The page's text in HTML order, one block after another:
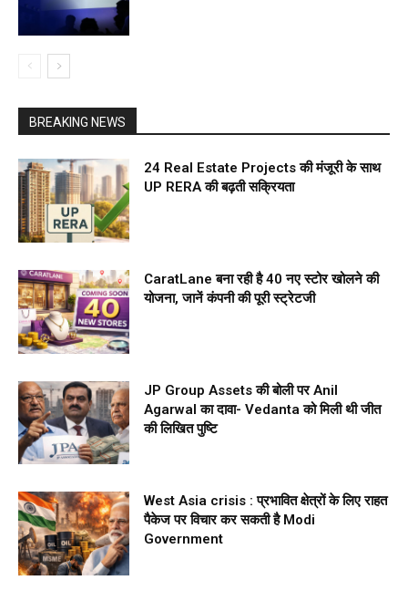
BREAKING NEWS
24 Real Estate Projects की मंजूरी के साथ
UP RERA की बढ़ती सक्रियता
CaratLane बना रही है 40 नए स्टोर खोलने की
योजना, जानें कंपनी की पूरी स्ट्रेटजी
JP Group Assets की बोली पर Anil
Agarwal का दावा- Vedanta को मिली थी जीत
की लिखित पुष्टि
West Asia crisis : प्रभावित क्षेत्रों के लिए राहत
पैकेज पर विचार कर सकती है Modi
Government